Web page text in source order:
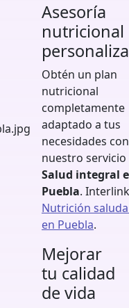
Asesoría
nutricional
Obtén un plan
nutricional
completamente
adaptado a tus
necesidades con
nuestro servicio
Salud integral
Puebla.
Nutrición
en Puebla.
Mejorar
tu calidad
de vida